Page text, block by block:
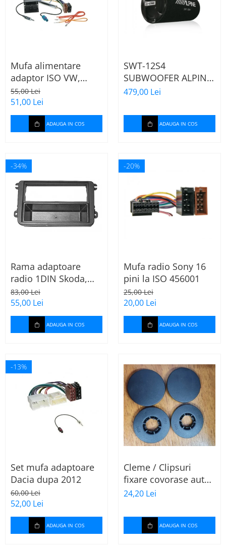
Mufa alimentare
adaptor ISO VW,
Seat, Audi cu
amplificator antena
55,00 Lei
51,00 Lei
ADAUGA IN COS
SWT-12S4
SUBWOOFER ALPINE
TUB DE 30CM (12"),
479,00 Lei
ADAUGA IN COS
-34%
Rama adaptoare
radio 1DIN Skoda,
VW, Seat (cu
buzunar) 40.145
83,00 Lei
55,00 Lei
ADAUGA IN COS
-20%
Mufa radio Sony 16
pini la ISO 456001
25,00 Lei
20,00 Lei
ADAUGA IN COS
-13%
Set mufa adaptoare
Dacia dupa 2012
60,00 Lei
52,00 Lei
ADAUGA IN COS
Cleme / Clipsuri
fixare covorase auto
pentru Renault /
24,20 Lei
ADAUGA IN COS